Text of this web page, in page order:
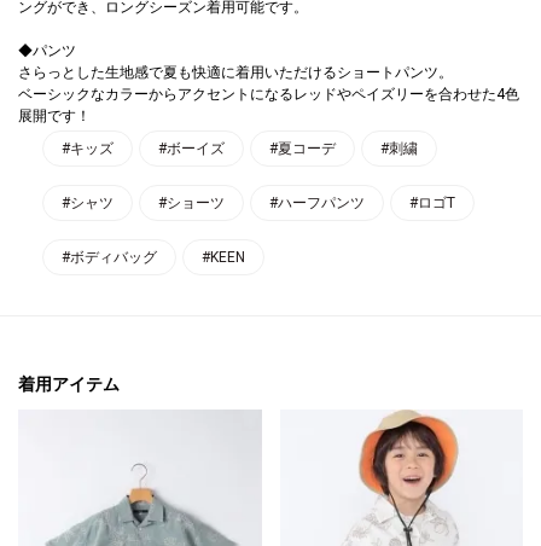
ングができ、ロングシーズン着用可能です。
◆パンツ
さらっとした生地感で夏も快適に着用いただけるショートパンツ。
ベーシックなカラーからアクセントになるレッドやペイズリーを合わせた4色
展開です！
#キッズ
#ボーイズ #夏コーデ #刺繍
#シャツ #ショーツ #ハーフパンツ #ロゴT
#ボディバッグ #KEEN
着用アイテム